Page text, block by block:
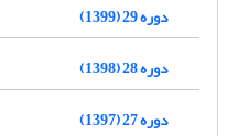
دوره 29 (1399)
دوره 28 (1398)
دوره 27 (1397)